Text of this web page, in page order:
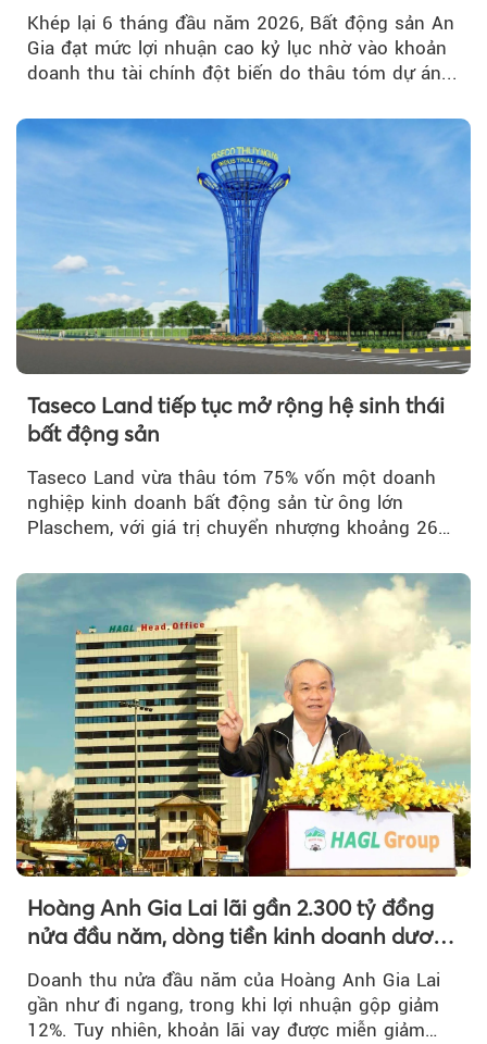
Khép lại 6 tháng đầu năm 2026, Bất động sản An
Gia đạt mức lợi nhuận cao kỷ lục nhờ vào khoản
doanh thu tài chính đột biến do thâu tóm dự án...
Taseco Land tiếp tục mở rộng hệ sinh thái
bất động sản
Taseco Land vừa thâu tóm 75% vốn một doanh
nghiệp kinh doanh bất động sản từ ông lớn
Plaschem, với giá trị chuyển nhượng khoảng 262
Hoàng Anh Gia Lai lãi gần 2.300 tỷ đồng
nửa đầu năm, dòng tiền kinh doanh dương
Doanh thu nửa đầu năm của Hoàng Anh Gia Lai
gần như đi ngang, trong khi lợi nhuận gộp giảm
12%. Tuy nhiên, khoản lãi vay được miễn giảm